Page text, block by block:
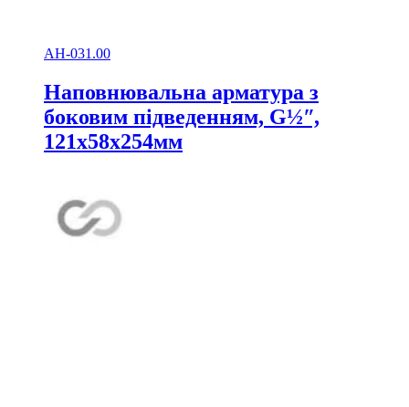
АН-031.00
Наповнювальна арматура з
боковим підведенням, G½ʺ,
121х58х254мм